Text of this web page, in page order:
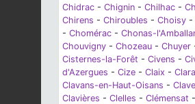
Chidrac - Chignin - Chilhac -
Chirens - Chiroubles - Choisy -
- Chomérac - Chonas-
Chouvigny - Chozeau - Chuyer
Cisternes-la-Forêt - Civens -
d'Azergues - Cize - Claix -
Clavans-en-Haut-Oisans -
Clavières - Clelles - Clémensat -